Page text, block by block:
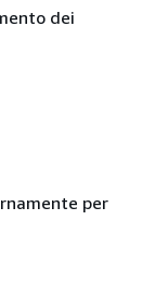
dei
per